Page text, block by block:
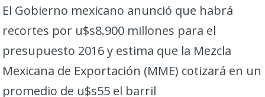
El Gobierno mexicano anunció que habrá
recortes por u$s8.900 millones para el
presupuesto 2016 y estima que la Mezcla
Mexicana de Exportación (MME) cotizará en un
promedio de u$s55 el barril